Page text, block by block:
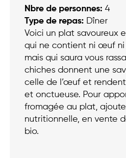
Nbre de personnes: 4
Type de repas: Dîner
Voici un plat savoureux
qui ne contient ni œuf ni
mais qui saura vous
chiches donnent une
celle de l’œuf et
et onctueuse. Pour
fromagée au plat,
nutritionnelle, en vente
bio.